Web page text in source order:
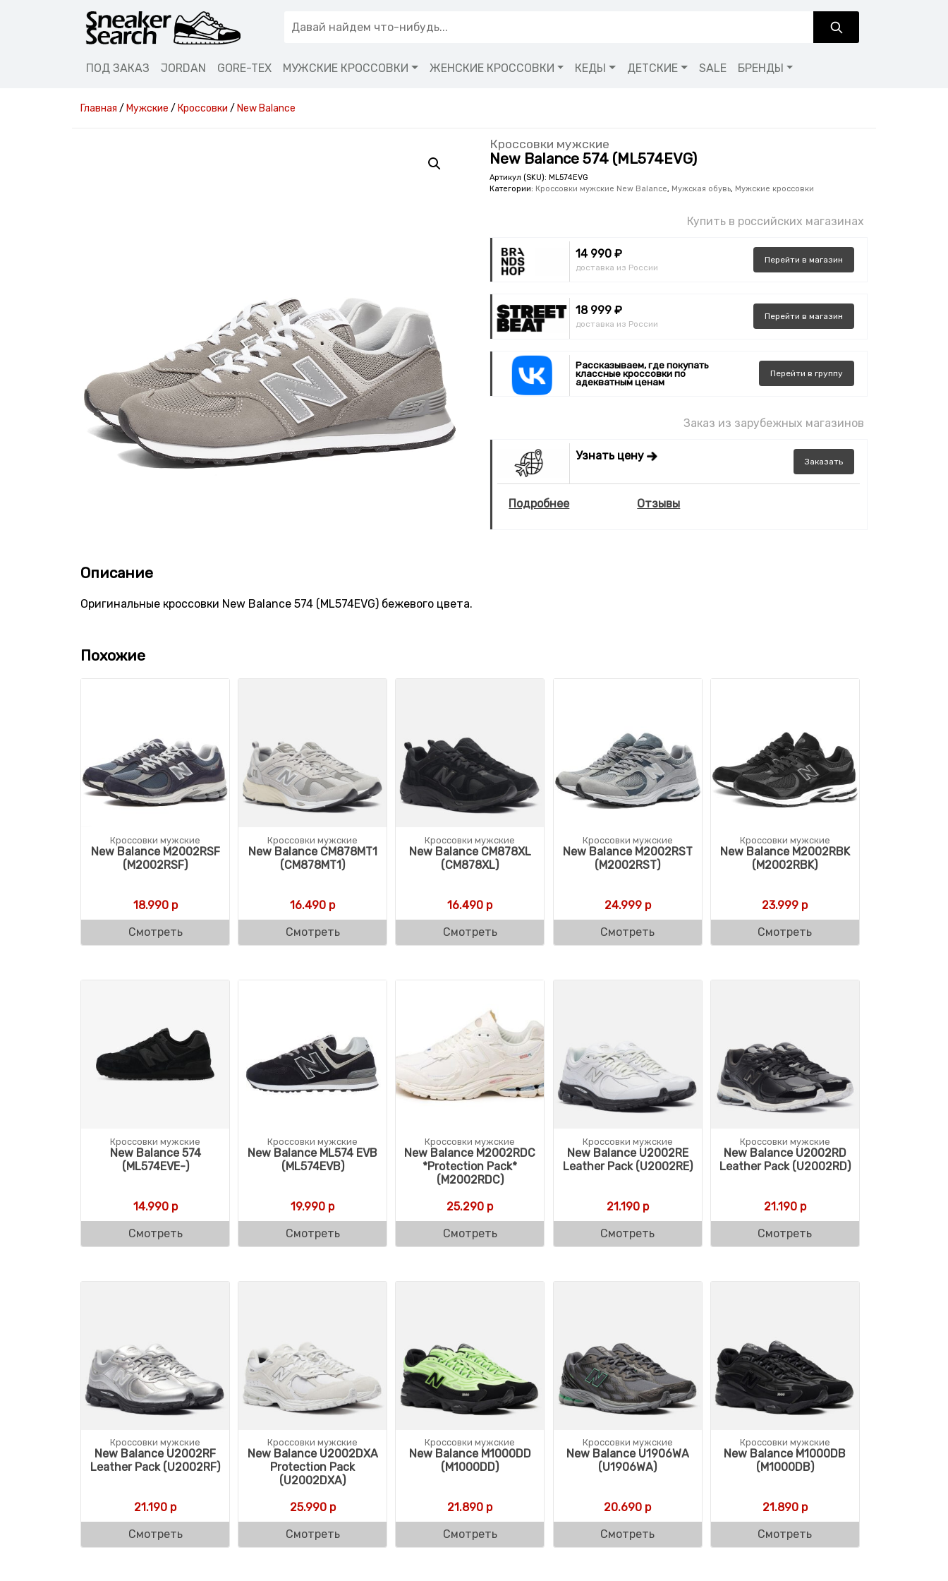
ПОД ЗАКАЗ JORDAN GORE-TEX МУЖСКИЕ КРОССОВКИ ЖЕНСКИЕ КРОССОВКИ КЕДЫ ДЕТСКИЕ SALE БРЕНДЫ
Главная / Мужские / Кроссовки / New Balance
Кроссовки мужские
New Balance 574 (ML574EVG)
Артикул (SKU):ML574EVG
Категории: Кроссовки мужские New Balance, Мужская обувь, Мужские кроссовки
Купить в российских магазинах
14 990 ₽
доставка из России
Перейти в магазин
18 999 ₽
доставка из России
Перейти в магазин
Рассказываем, где покупать
классные кроссовки по
адекватным ценам
Перейти в группу
Заказ из зарубежных магазинов
Узнать цену Заказать
Подробнее Отзывы
Описание
Оригинальные кроссовки New Balance 574 (ML574EVG) бежевого цвета.
Похожие
Кроссовки мужские
New Balance M2002RSF
(M2002RSF)
18.990р
Смотреть
Кроссовки мужские
New Balance CM878MT1
(CM878MT1)
16.490 р
Смотреть
Кроссовки мужские
New Balance CM878XL
(CM878XL)
16.490 р
Смотреть
Кроссовки мужские
New Balance M2002RST
(M2002RST)
24.999р
Смотреть
Кроссовки мужские
New Balance M2002RBK
(M2002RBK)
23.999 р
Смотреть
Кроссовки мужские
New Balance 574
(ML574EVE-)
14.990р
Смотреть
Кроссовки мужские
New Balance ML574 EVB
(ML574EVB)
19.990 р
Смотреть
Кроссовки мужские
New Balance M2002RDC
*Protection Pack*
(M2002RDC)
25.290 р
Смотреть
Кроссовки мужские
New Balance U2002RE
Leather Pack (U2002RE)
21.190р
Смотреть
Кроссовки мужские
New Balance U2002RD
Leather Pack (U2002RD)
21.190р
Смотреть
Кроссовки мужские
New Balance U2002RF
Leather Pack (U2002RF)
21.190 р
Смотреть
Кроссовки мужские
New Balance U2002DXA
Protection Pack
(U2002DXA)
25.990р
Смотреть
Кроссовки мужские
New Balance M1000DD
(M1000DD)
21.890 р
Смотреть
Кроссовки мужские
New Balance U1906WA
(U1906WA)
20.690 р
Смотреть
Кроссовки мужские
New Balance M1000DB
(M1000DB)
21.890р
Смотреть